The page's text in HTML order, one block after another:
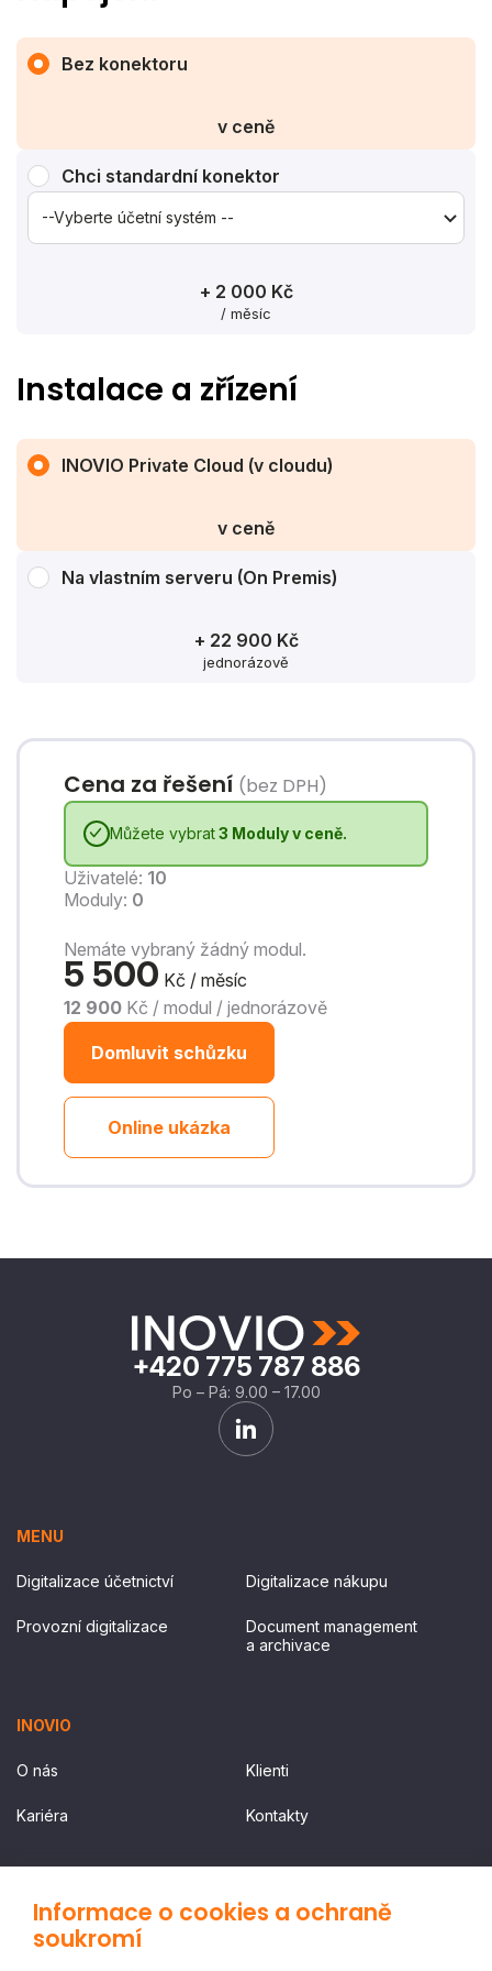
Bez konektoru
v ceně
Chci standardní konektor
+ 2 000 Kč
/ měsíc
Instalace a zřízení
INOVIO Private Cloud (v cloudu)
v ceně
Na vlastním serveru (On Premis)
+ 22 900 Kč
jednorázově
Cena za řešení (bez DPH)
Můžete vybrat3 Moduly v ceně.
Uživatelé: 10
Moduly: 0
Nemáte vybraný žádný modul.
5 500 Kč / měsíc
12 900 Kč / modul / jednorázově
Domluvit schůzku
Online ukázka
+420 775 787 886
Po – Pá: 9.00 – 17.00
MENU
Digitalizace účetnictví Digitalizace nákupu
Provozní digitalizace
Document management
a archivace
INOVIO
O nás Klienti
Kariéra Kontakty
Ceník
Informace o cookies a ochraně
soukromí